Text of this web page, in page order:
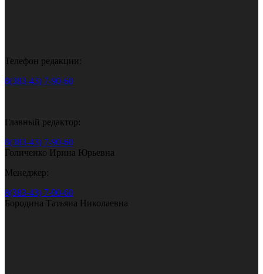
Телефон редакции:
8(383-43) 7-90-60
Главный редактор:
8(383-43) 7-90-60
Голиченко Ирина Юрьевна
Менеджер:
8(383-43) 7-90-60
Бородина Татьяна Николаевна